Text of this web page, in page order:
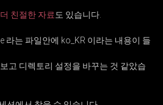
친절한 자료 도 있습니다.
라는 파일안에 ko_KR 이라는 내용이 들
고 디렉토리 설정을 바꾸는 것 같았습